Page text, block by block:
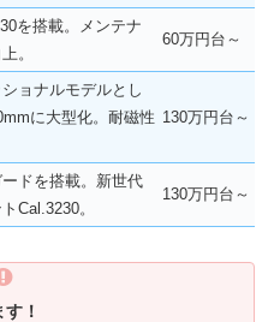
を搭載。メンテナ
。
60万円台～
ョナルモデルとし
に大型化。耐磁性 130万円台～
ードを搭載。新世代
Cal.3230。
130万円台～
！